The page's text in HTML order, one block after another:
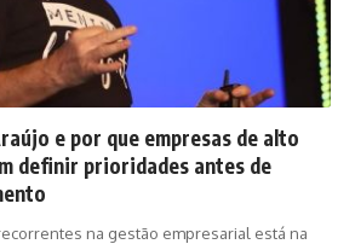
e por que empresas de alto
definir prioridades antes de
na gestão empresarial está na